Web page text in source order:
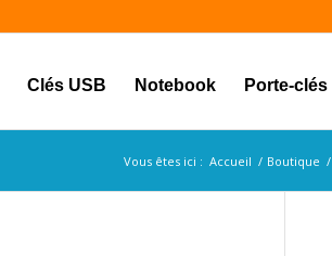
Clés USB Notebook Porte-clés
Vous êtes ici : Accueil / Boutique /